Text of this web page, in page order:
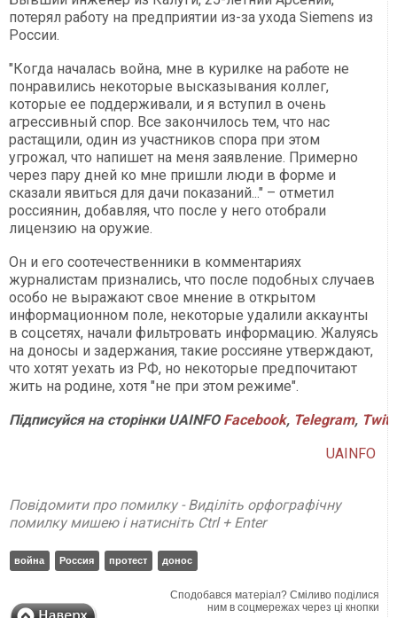
потерял работу на предприятии из-за ухода Siemens из
России.
"Когда началась война, мне в курилке на работе не
понравились некоторые высказывания коллег,
которые ее поддерживали, и я вступил в очень
агрессивный спор. Все закончилось тем, что нас
растащили, один из участников спора при этом
угрожал, что напишет на меня заявление. Примерно
через пару дней ко мне пришли люди в форме и
сказали явиться для дачи показаний..." – отметил
россиянин, добавляя, что после у него отобрали
лицензию на оружие.
Он и его соотечественники в комментариях
журналистам признались, что после подобных случаев
особо не выражают свое мнение в открытом
информационном поле, некоторые удалили аккаунты
в соцсетях, начали фильтровать информацию. Жалуясь
на доносы и задержания, такие россияне утверждают,
что хотят уехать из РФ, но некоторые предпочитают
жить на родине, хотя "не при этом режиме".
Підписуйся на сторінки UAINFO Facebook, Telegram,
UAINFO
Повідомити про помилку - Виділіть орфографічну
помилку мишею і натисніть Ctrl + Enter
война Россия протест донос
Сподобався матеріал? Сміливо поділися
ним в соцмережах через ці кнопки